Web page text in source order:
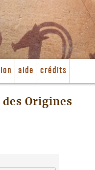
aide crédits
Origines